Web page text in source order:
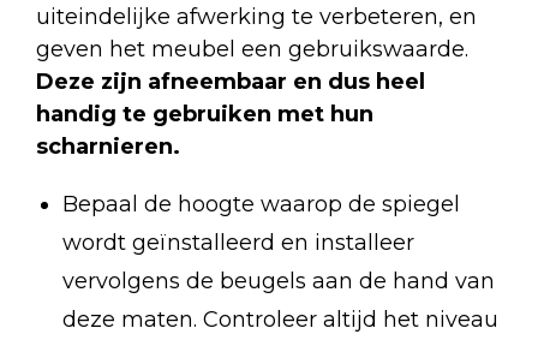
uiteindelijke afwerking te verbeteren, en
geven het meubel een gebruikswaarde.
Deze zijn afneembaar en dus heel
handig te gebruiken met hun
scharnieren.
Bepaal de hoogte waarop de spiegel
wordt geïnstalleerd en installeer
vervolgens de beugels aan de hand van
deze maten. Controleer altijd het niveau